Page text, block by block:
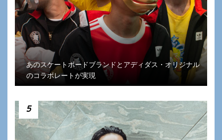
あのスケートボードブランドとアディダス・オリジナル
のコラボレートが実現
5